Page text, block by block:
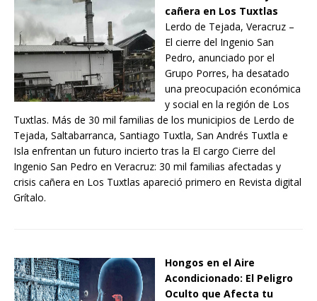
cañera en Los Tuxtlas
Lerdo de Tejada, Veracruz –
El cierre del Ingenio San
Pedro, anunciado por el
Grupo Porres, ha desatado
una preocupación económica
y social en la región de Los
Tuxtlas. Más de 30 mil familias de los municipios de Lerdo de
Tejada, Saltabarranca, Santiago Tuxtla, San Andrés Tuxtla e
Isla enfrentan un futuro incierto tras la El cargo Cierre del
Ingenio San Pedro en Veracruz: 30 mil familias afectadas y
crisis cañera en Los Tuxtlas apareció primero en Revista digital
Grítalo.
Hongos en el Aire
Acondicionado: El Peligro
Oculto que Afecta tu